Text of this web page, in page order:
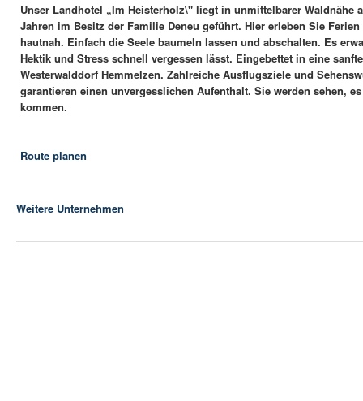
Unser Landhotel „Im Heisterholz\" liegt in unmittelbarer Waldnähe
Jahren im Besitz der Familie Deneu geführt. Hier erleben Sie
hautnah. Einfach die Seele baumeln lassen und abschalten. Es
Hektik und Stress schnell vergessen lässt. Eingebettet in eine
Westerwalddorf Hemmelzen. Zahlreiche Ausflugsziele und
garantieren einen unvergesslichen Aufenthalt. Sie werden sehen,
kommen.
Route planen
Weitere Unternehmen